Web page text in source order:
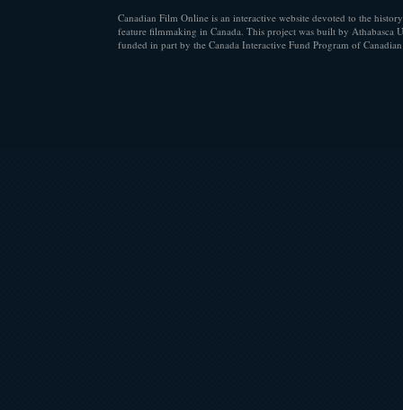
Canadian Film Online is an interactive website devoted to the
feature filmmaking in Canada. This project was built by Athabasca
funded in part by the Canada Interactive Fund Program of